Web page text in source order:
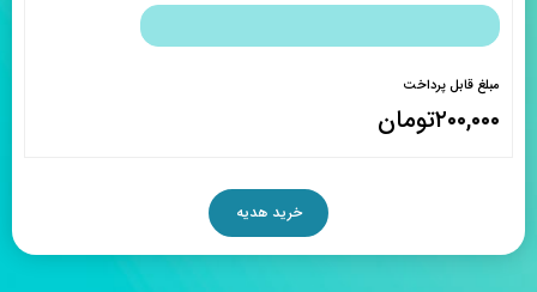
مبلغ قابل پرداخت
۲۰۰,۰۰۰تومان
خرید هدیه